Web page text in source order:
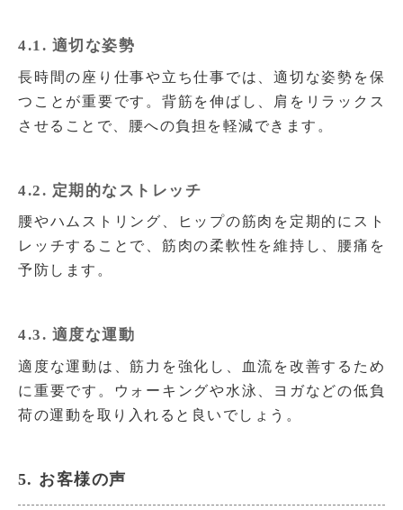
4.1. 適切な姿勢
長時間の座り仕事や立ち仕事では、適切な姿勢を保
つことが重要です。背筋を伸ばし、肩をリラックス
させることで、腰への負担を軽減できます。
4.2. 定期的なストレッチ
腰やハムストリング、ヒップの筋肉を定期的にスト
レッチすることで、筋肉の柔軟性を維持し、腰痛を
予防します。
4.3. 適度な運動
適度な運動は、筋力を強化し、血流を改善するため
に重要です。ウォーキングや水泳、ヨガなどの低負
荷の運動を取り入れると良いでしょう。
5. お客様の声